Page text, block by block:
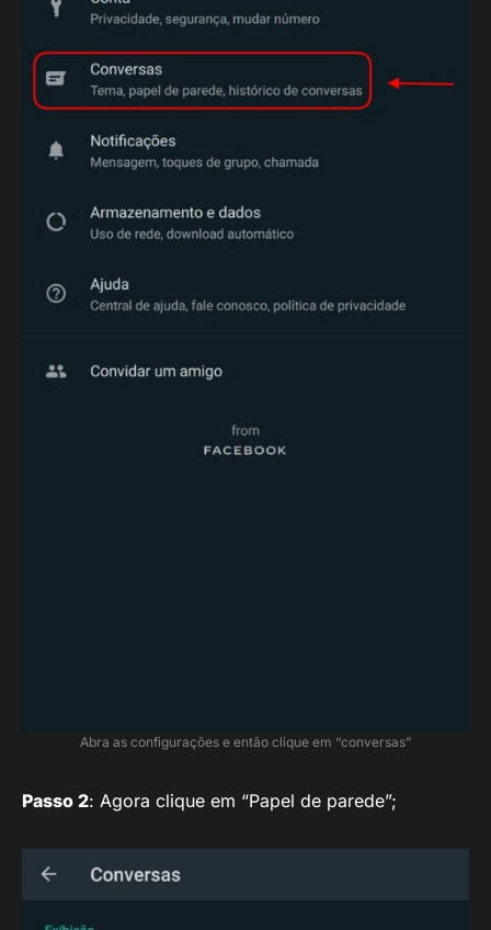
Abra as configurações e então clique em “conversas”
Passo 2: Agora clique em “Papel de parede”;